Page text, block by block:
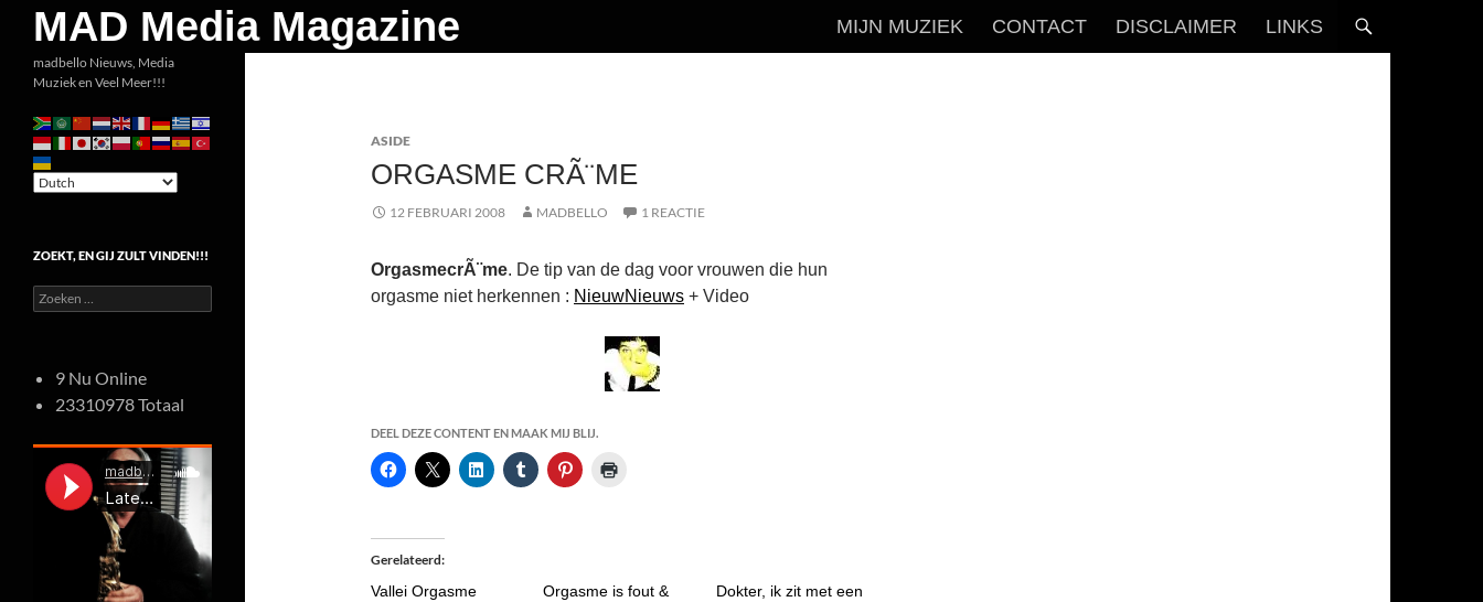
inhoud
MAD Media Magazine
Zoeken
MIJN MUZIEK CONTACT DISCLAIMER LINKS
ASIDE
ORGASME CRÃ¨ME
12 FEBRUARI 2008 MADBELLO 1 REACTIE
OrgasmecrÃ¨me. De tip van de dag voor vrouwen die hun
orgasme niet herkennen : NieuwNieuws + Video
DEEL DEZE CONTENT EN MAAK MIJ BLIJ.
Gerelateerd
Vallei Orgasme
Orgasme is fout &
Dokter, ik zit met een
madbello Nieuws, Media
Muziek en Veel Meer!!!
ZOEKT, EN GIJ ZULT VINDEN!!!
Zoeken
naar:
9 Nu Online
23310978 Totaal